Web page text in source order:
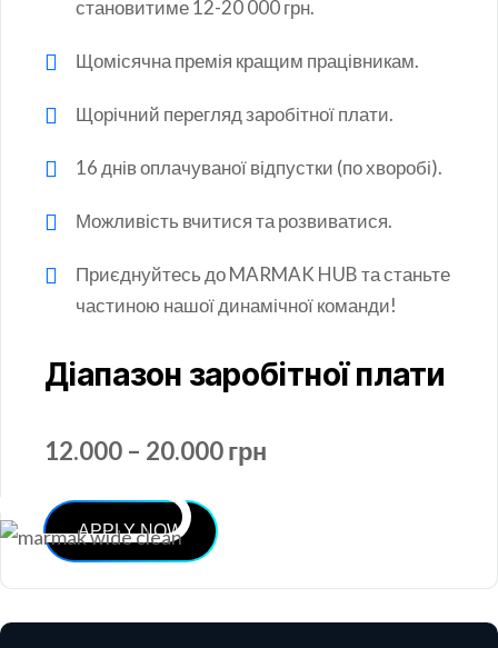
становитиме 12-20 000 грн.
Щомісячна премія кращим працівникам.
Щорічний перегляд заробітної плати.
16 днів оплачуваної відпустки (по хворобі).
Можливість вчитися та розвиватися.
Приєднуйтесь до MARMAK HUB та станьте
частиною нашої динамічної команди!
Діапазон заробітної плати
12.000 – 20.000 грн
APPLY NOW